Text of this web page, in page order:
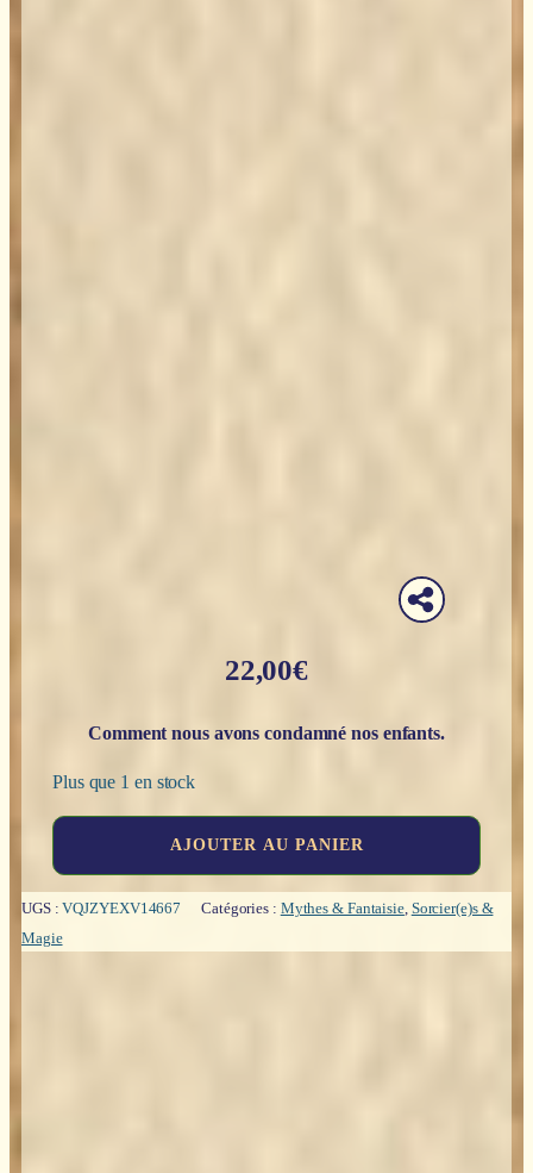
22,00€
Comment nous avons condamné nos enfants.
Plus que 1 en stock
filles
Salem
AJOUTER AU PANIER
UGS :VQJZYEXV14667 Catégories : Mythes & Fantaisie, Sorcier(e)s &
Magie